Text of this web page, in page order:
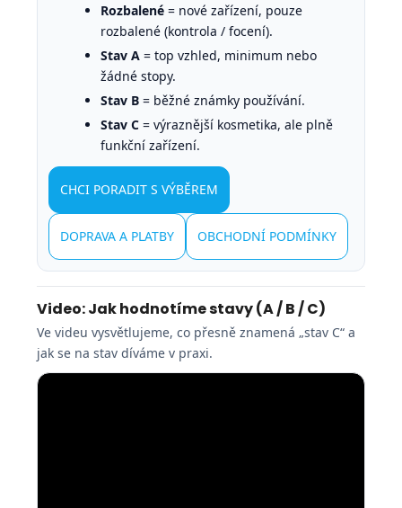
Rozbalené = nové zařízení, pouze
rozbalené (kontrola / focení).
Stav A = top vzhled, minimum nebo
žádné stopy.
Stav B = běžné známky používání.
Stav C = výraznější kosmetika, ale plně
funkční zařízení.
CHCI PORADIT S VÝBĚREM
DOPRAVA A PLATBY OBCHODNÍ PODMÍNKY
Video: Jak hodnotíme stavy (A / B / C)
Ve videu vysvětlujeme, co přesně znamená „stav C“ a
jak se na stav díváme v praxi.